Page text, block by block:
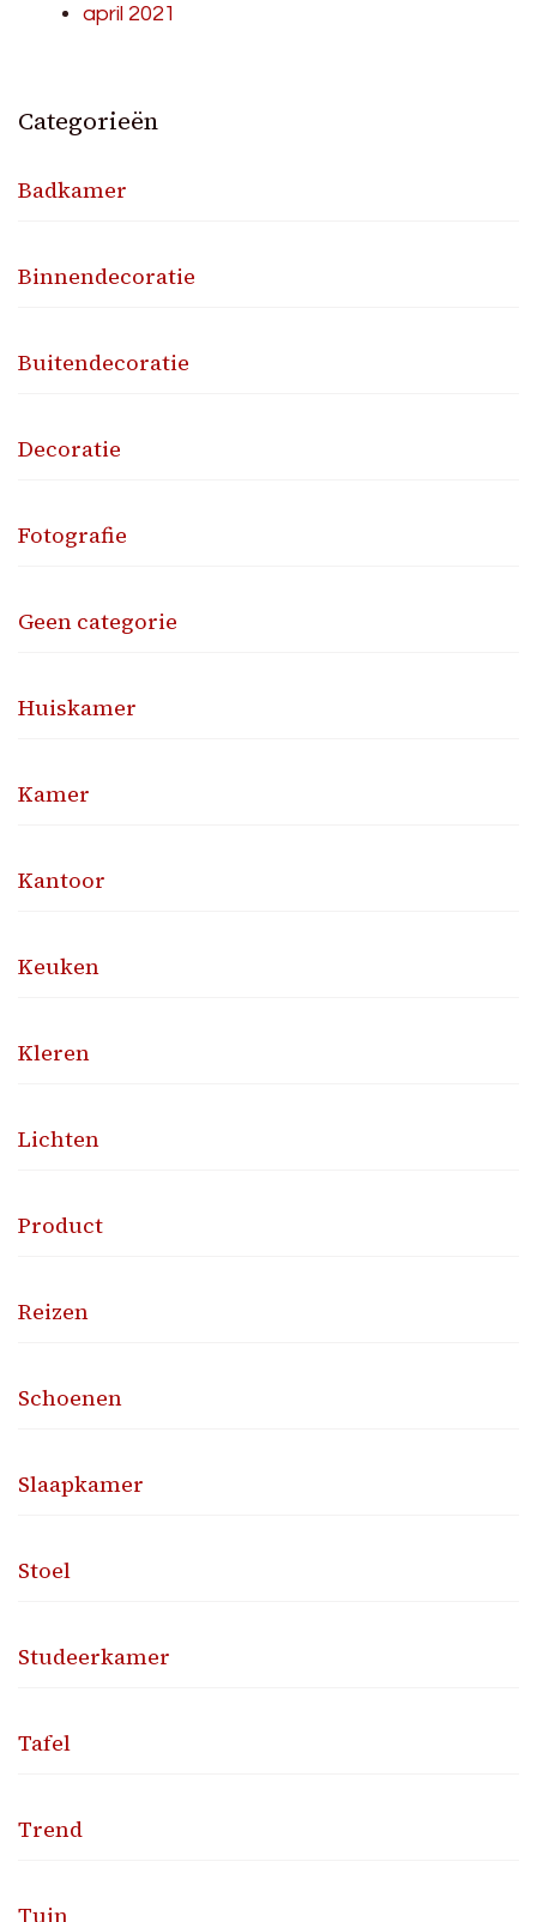
april 2021
Categorieën
Badkamer
Binnendecoratie
Buitendecoratie
Decoratie
Fotografie
Geen categorie
Huiskamer
Kamer
Kantoor
Keuken
Kleren
Lichten
Product
Reizen
Schoenen
Slaapkamer
Stoel
Studeerkamer
Tafel
Trend
Tuin